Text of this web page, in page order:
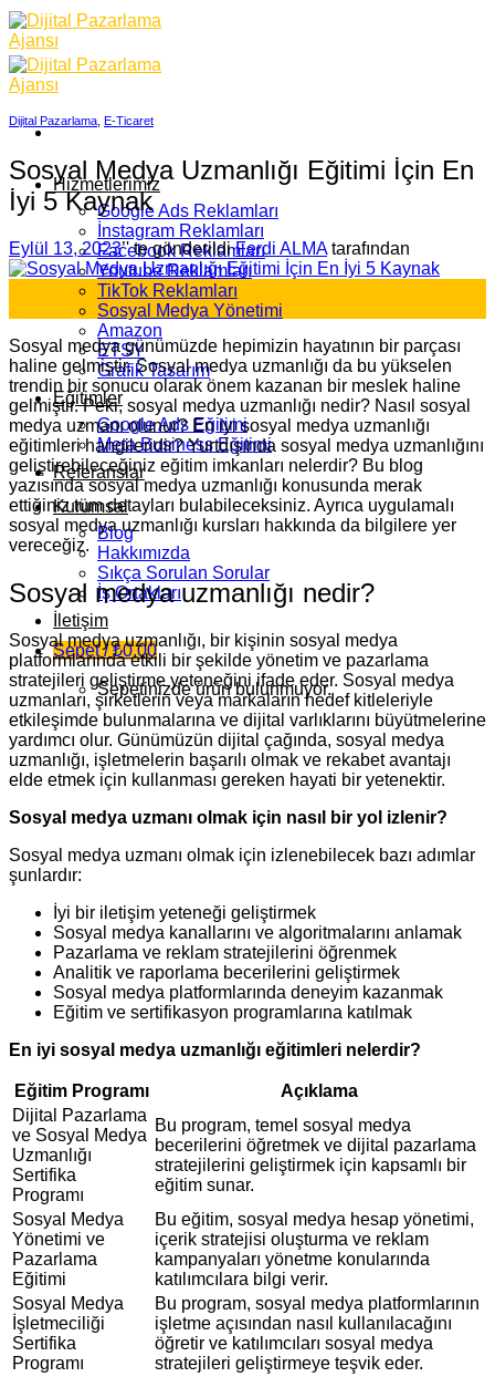
Skip
to
content
Hizmetlerimiz
Google Ads Reklamları
İnstagram Reklamları
Facebook Reklamları
Youtube Reklamları
TikTok Reklamları
Sosyal Medya Yönetimi
Amazon
ETSY
Grafik Tasarım
Eğitimler
Google Ads Eğitimi
Meta Business Eğitimi
Referanslar
Kurumsal
Blog
Hakkımızda
Sıkça Sorulan Sorular
İş Ortakları
İletişim
Sepet /₺0,00
Sepetinizde ürün bulunmuyor.
Dijital Pazarlama E-Ticaret
Sosyal Medya Uzmanlığı Eğitimi İçin En
İyi 5 Kaynak
Eylül 13, 2023’' te gönderildi Ferdi ALMAtarafından
Sosyal medya günümüzde hepimizin hayatının bir parçası
haline gelmiştir. Sosyal medya uzmanlığı da bu yükselen
trendin bir sonucu olarak önem kazanan bir meslek haline
gelmiştir. Peki, sosyal medya uzmanlığı nedir? Nasıl sosyal
medya uzmanı olunur? En iyi sosyal medya uzmanlığı
eğitimleri hangileridir? Yurtdışında sosyal medya uzmanlığını
geliştirebileceğiniz eğitim imkanları nelerdir? Bu blog
yazısında sosyal medya uzmanlığı konusunda merak
ettiğiniz tüm detayları bulabileceksiniz. Ayrıca uygulamalı
sosyal medya uzmanlığı kursları hakkında da bilgilere yer
vereceğiz.
Sosyal medya uzmanlığı nedir?
Sosyal medya uzmanlığı, bir kişinin sosyal medya
platformlarında etkili bir şekilde yönetim ve pazarlama
stratejileri geliştirme yeteneğini ifade eder. Sosyal medya
uzmanları, şirketlerin veya markaların hedef kitleleriyle
etkileşimde bulunmalarına ve dijital varlıklarını büyütmelerine
yardımcı olur. Günümüzün dijital çağında, sosyal medya
uzmanlığı, işletmelerin başarılı olmak ve rekabet avantajı
elde etmek için kullanması gereken hayati bir yetenektir.
Sosyal medya uzmanı olmak için nasıl bir yol izlenir?
Sosyal medya uzmanı olmak için izlenebilecek bazı adımlar
şunlardır:
İyi bir iletişim yeteneği geliştirmek
Sosyal medya kanallarını ve algoritmalarını anlamak
Pazarlama ve reklam stratejilerini öğrenmek
Analitik ve raporlama becerilerini geliştirmek
Sosyal medya platformlarında deneyim kazanmak
Eğitim ve sertifikasyon programlarına katılmak
En iyi sosyal medya uzmanlığı eğitimleri nelerdir?
Eğitim Programı
Açıklama
Dijital Pazarlama
ve Sosyal Medya
Uzmanlığı
Sertifika
Programı
Bu program, temel sosyal medya
becerilerini öğretmek ve dijital pazarlama
stratejilerini geliştirmek için kapsamlı bir
eğitim sunar.
Sosyal Medya
Yönetimi ve
Pazarlama
Eğitimi
Bu eğitim, sosyal medya hesap yönetimi,
içerik stratejisi oluşturma ve reklam
kampanyaları yönetme konularında
katılımcılara bilgi verir.
Sosyal Medya
İşletmeciliği
Sertifika
Programı
Bu program, sosyal medya platformlarının
işletme açısından nasıl kullanılacağını
öğretir ve katılımcıları sosyal medya
stratejileri geliştirmeye teşvik eder.